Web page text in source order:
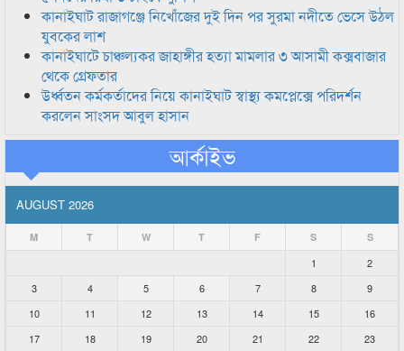
কানাইঘাট রাজাগঞ্জে নিখোঁজের দুই দিন পর সুরমা নদীতে ভেসে উঠল
যুবকের লাশ
কানাইঘাটে চাঞ্চল্যকর জাহাঙ্গীর হত্যা মামলার ৩ আসামী কক্সবাজার
থেকে গ্রেফতার
উর্ধ্বতন কর্মকর্তাদের নিয়ে কানাইঘাট স্বাস্থ্য কমপ্লেক্সে পরিদর্শন
করলেন সাংসদ আবুল হাসান
আর্কাইভ
AUGUST 2026
M T W T F S S
1
2
3
4 5 6 7 8
9
10
11 12 13 14 15
16
17
18 19 20 21 22 23